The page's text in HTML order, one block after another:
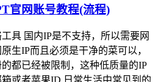
官网账号教程(流程)
具 国内IP是不支持，所以需要网
生IP而且必须是干净的菜可以，
都已经被限制，这种低质量的IP